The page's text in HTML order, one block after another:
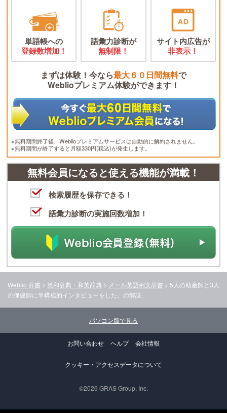
単語帳への
登録数増加！
語彙力診断が
無制限！
サイト内広告が
非表示！
まずは体験！今なら最大６０日間無料で
Weblioプレミアム体験ができます！
※無料期間終了後、Weblioプレミアムサービスは自動的に解約されません。
※無料期間が終了すると月額330円(税込)が発生します。
無料会員になると使える機能が満載！
検索履歴を保存できる！
語彙力診断の実施回数増加！
Weblio 辞書 > 英和辞典・和英辞典 > メール英語例文辞書 > 5人の助産師と3人
の保健師に半構成的インタビューをした。 の解説
パソコン版で見る
お問い合わせ ヘルプ 会社情報
クッキー・アクセスデータについて
©2026 GRAS Group, Inc.